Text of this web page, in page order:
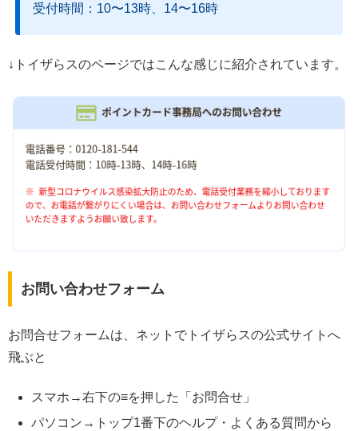
受付時間：10〜13時、14〜16時
↓トイザらスのページではこんな感じに紹介されています。
お問い合わせフォーム
お問合せフォームは、ネットでトイザらスの公式サイトへ
飛ぶと
スマホ→右下の≡を押した「お問合せ」
パソコン→トップ1番下のヘルプ・よくある質問から